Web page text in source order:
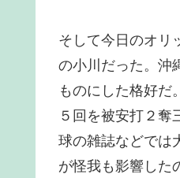
そして今日のオリ
の小川だった。沖
ものにした格好だ。
５回を被安打２奪
球の雑誌などでは
が怪我も影響した